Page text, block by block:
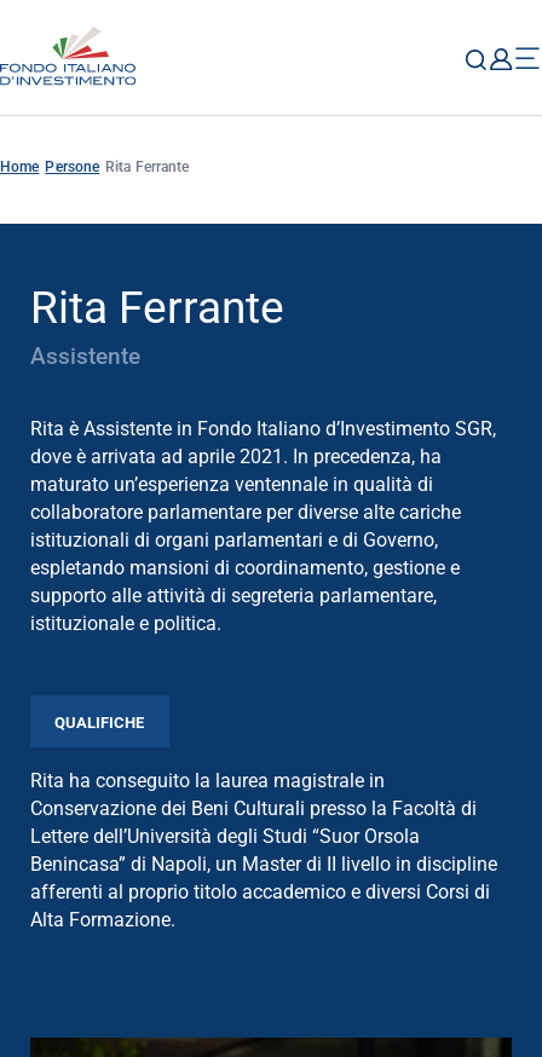
Home Persone Rita Ferrante
Rita Ferrante
Assistente
Rita è Assistente in Fondo Italiano d’Investimento SGR,
dove è arrivata ad aprile 2021. In precedenza, ha
maturato un’esperienza ventennale in qualità di
collaboratore parlamentare per diverse alte cariche
istituzionali di organi parlamentari e di Governo,
espletando mansioni di coordinamento, gestione e
supporto alle attività di segreteria parlamentare,
istituzionale e politica.
QUALIFICHE
Rita ha conseguito la laurea magistrale in
Conservazione dei Beni Culturali presso la Facoltà di
Lettere dell’Università degli Studi “Suor Orsola
Benincasa” di Napoli, un Master di II livello in discipline
afferenti al proprio titolo accademico e diversi Corsi di
Alta Formazione.